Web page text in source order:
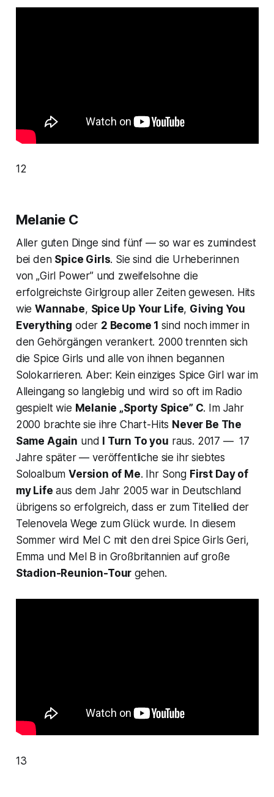
12
Melanie C
Aller guten Dinge sind fünf — so war es zumindest
bei den Spice Girls. Sie sind die Urheberinnen
von „Girl Power” und zweifelsohne die
erfolgreichste Girlgroup aller Zeiten gewesen. Hits
wieWannabe, Spice Up Your Life, Giving You
Everything oder 2 Become 1sind noch immer in
den Gehörgängen verankert. 2000 trennten sich
die Spice Girls und alle von ihnen begannen
Solokarrieren. Aber: Kein einziges Spice Girl war im
Alleingang so langlebig und wird so oft im Radio
gespielt wie Melanie „Sporty Spice” C. Im Jahr
2000 brachte sie ihre Chart-Hits Never Be The
Same Again und I Turn To you raus. 2017 — 17
Jahre später — veröffentliche sie ihr siebtes
SoloalbumVersion of Me. Ihr Song First Day of
my Life aus dem Jahr 2005 war in Deutschland
übrigens so erfolgreich, dass er zum Titellied der
Telenovela Wege zum Glück wurde. In diesem
Sommer wird Mel C mit den drei Spice Girls Geri,
Emma und Mel B in Großbritannien auf große
Stadion-Reunion-Tour gehen.
13